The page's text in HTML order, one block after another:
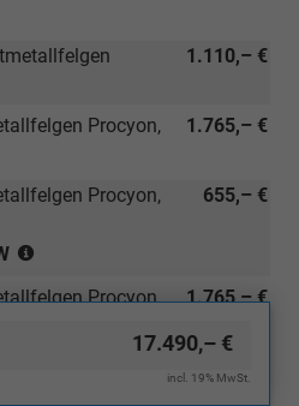
TSI
kW)
1.110,– €
1.765,– €
Procyon,
655,– €
Procyon,
Verbindung
1.765,– €
Procyon,
17.490,– €
incl. 19% MwSt.